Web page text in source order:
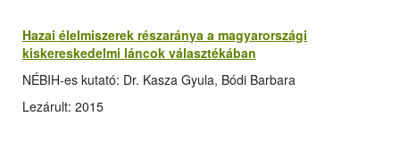
Hazai élelmiszerek részaránya a magyarországi
kiskereskedelmi láncok választékában
NÉBIH-es kutató: Dr. Kasza Gyula, Bódi Barbara
Lezárult: 2015